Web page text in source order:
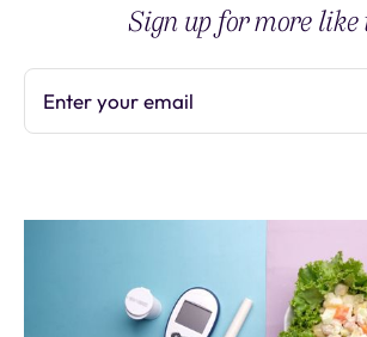
Sign up for more like
Enter your email